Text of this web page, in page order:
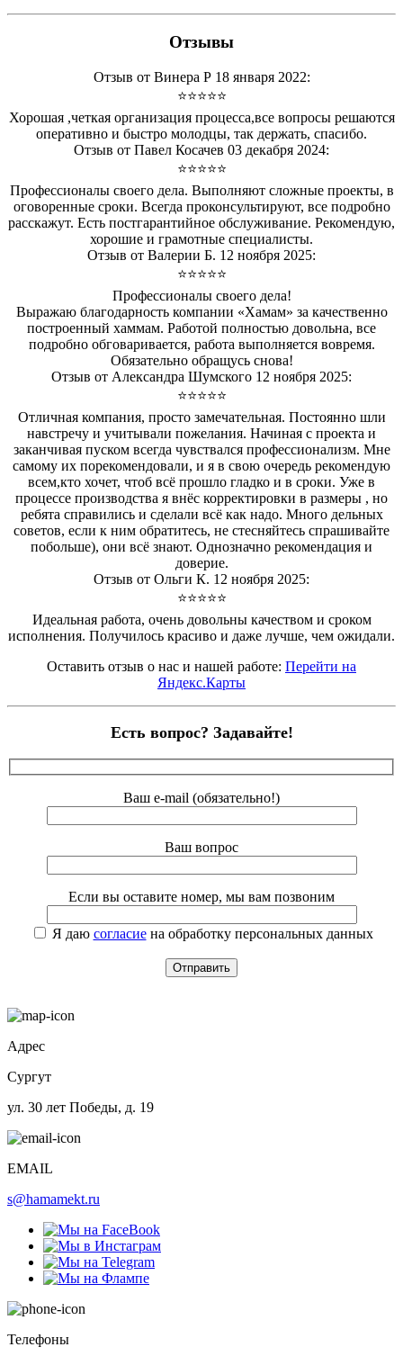
Отзывы
Отзыв от Винера Р 18 января 2022:
⭐⭐⭐⭐⭐
Хорошая ,четкая организация процесса,все вопросы решаются
оперативно и быстро молодцы, так держать, спасибо.
Отзыв от Павел Косачев 03 декабря 2024:
⭐⭐⭐⭐⭐
Профессионалы своего дела. Выполняют сложные проекты, в
оговоренные сроки. Всегда проконсультируют, все подробно
расскажут. Есть постгарантийное обслуживание. Рекомендую,
хорошие и грамотные специалисты.
Отзыв от Валерии Б. 12 ноября 2025:
⭐⭐⭐⭐⭐
Профессионалы своего дела!
Выражаю благодарность компании «Хамам» за качественно
построенный хаммам. Работой полностью довольна, все
подробно обговаривается, работа выполняется вовремя.
Обязательно обращусь снова!
Отзыв от Александра Шумского 12 ноября 2025:
⭐⭐⭐⭐⭐
Отличная компания, просто замечательная. Постоянно шли
навстречу и учитывали пожелания. Начиная с проекта и
заканчивая пуском всегда чувствался профессионализм. Мне
самому их порекомендовали, и я в свою очередь рекомендую
всем,кто хочет, чтоб всё прошло гладко и в сроки. Уже в
процессе производства я внёс корректировки в размеры , но
ребята справились и сделали всё как надо. Много дельных
советов, если к ним обратитесь, не стесняйтесь спрашивайте
побольше), они всё знают. Однозначно рекомендация и
доверие.
Отзыв от Ольги К. 12 ноября 2025:
⭐⭐⭐⭐⭐
Идеальная работа, очень довольны качеством и сроком
исполнения. Получилось красиво и даже лучше, чем ожидали.
Оставить отзыв о нас и нашей работе: Перейти на
Яндекс.Карты
Есть вопрос? Задавайте!
Ваш e-mail (обязательно!)
Ваш вопрос
Если вы оставите номер, мы вам позвоним
Я даю согласиена обработку персональных данных
Адрес
Сургут
ул. 30 лет Победы, д. 19
EMAIL
s@hamamekt.ru
Телефоны